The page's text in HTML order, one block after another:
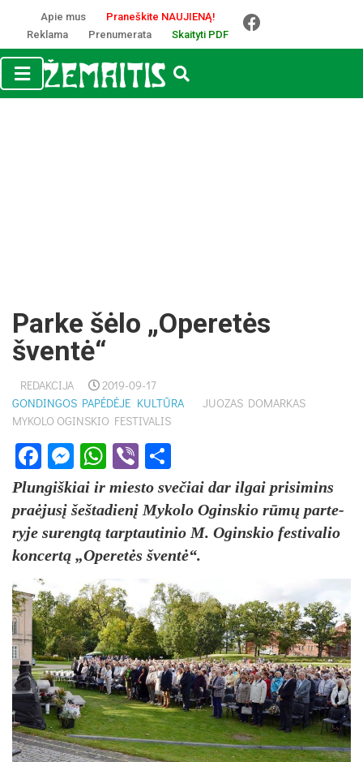
Apie mus
Praneškite NAUJIENĄ!
Reklama
Prenumerata Skaityti PDF
Parke šėlo „Operetės
šventė“
REDAKCIJA
2019-09-17
GONDINGOS PAPĖDĖJE KULTŪRA
JUOZAS DOMARKAS
MYKOLO OGINSKIO FESTIVALIS
Facebook
Messenger
WhatsApp
Viber
Plun­giš­kiai ir mies­to sve­čiai dar il­gai pri­si­mins
praė­ju­sį šeš­ta­die­nį My­ko­lo Ogins­kio rū­mų par­te­
ry­je su­reng­tą tarp­tau­ti­nio M. Ogins­kio fes­ti­va­lio
kon­cer­tą „Ope­re­tės šven­tė“.